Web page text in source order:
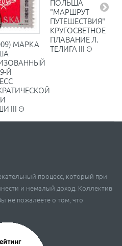
МАРКА
Й
III Θ
ПОЛЬША
"МАРШРУТ
ПУТЕШЕСТВИЯ"
КРУГОСВЕТНОЕ
ПЛАВАНИЕ Л.
ТЕЛИГА III Θ
процесс, который при
и немалый доход. Коллектив
не пожалеете о том, что